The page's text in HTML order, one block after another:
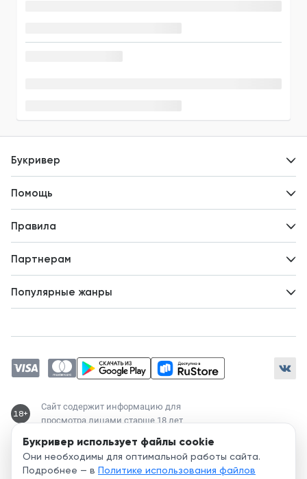
Букривер использует файлы cookie
Они необходимы для оптимальной работы сайта.
Подробнее — в Политике использования файлов
Букривер
Новости
Помощь
Правила
Партнерам
Популярные жанры
Магические академии
Современный любовный роман
Любовное фэнтези
18+
Сайт содержит информацию для
просмотра лицами старше 18 лет
Служба поддержки:
support@bookriver.ru